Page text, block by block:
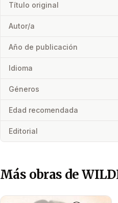
Título original
Autor/a
Año de publicación
Idioma
Géneros
Edad recomendada
Editorial
Más obras de